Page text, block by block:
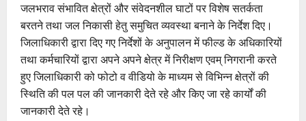
जलभराव संभावित क्षेत्रों और संवेदनशील घाटों पर विशेष सतर्कता
बरतने तथा जल निकासी हेतु समुचित व्यवस्था बनाने के निर्देश दिए।
जिलाधिकारी द्वारा दिए गए निर्देशों के अनुपालन में फील्ड के अधिकारियों
तथा कर्मचारियों द्वारा अपने अपने क्षेत्र में निरीक्षण एवम् निगरानी करते
हुए जिलाधिकारी को फोटो व वीडियो के माध्यम से विभिन्न क्षेत्रों की
स्थिति की पल पल की जानकारी देते रहे और किए जा रहे कार्यों की
जानकारी देते रहे।